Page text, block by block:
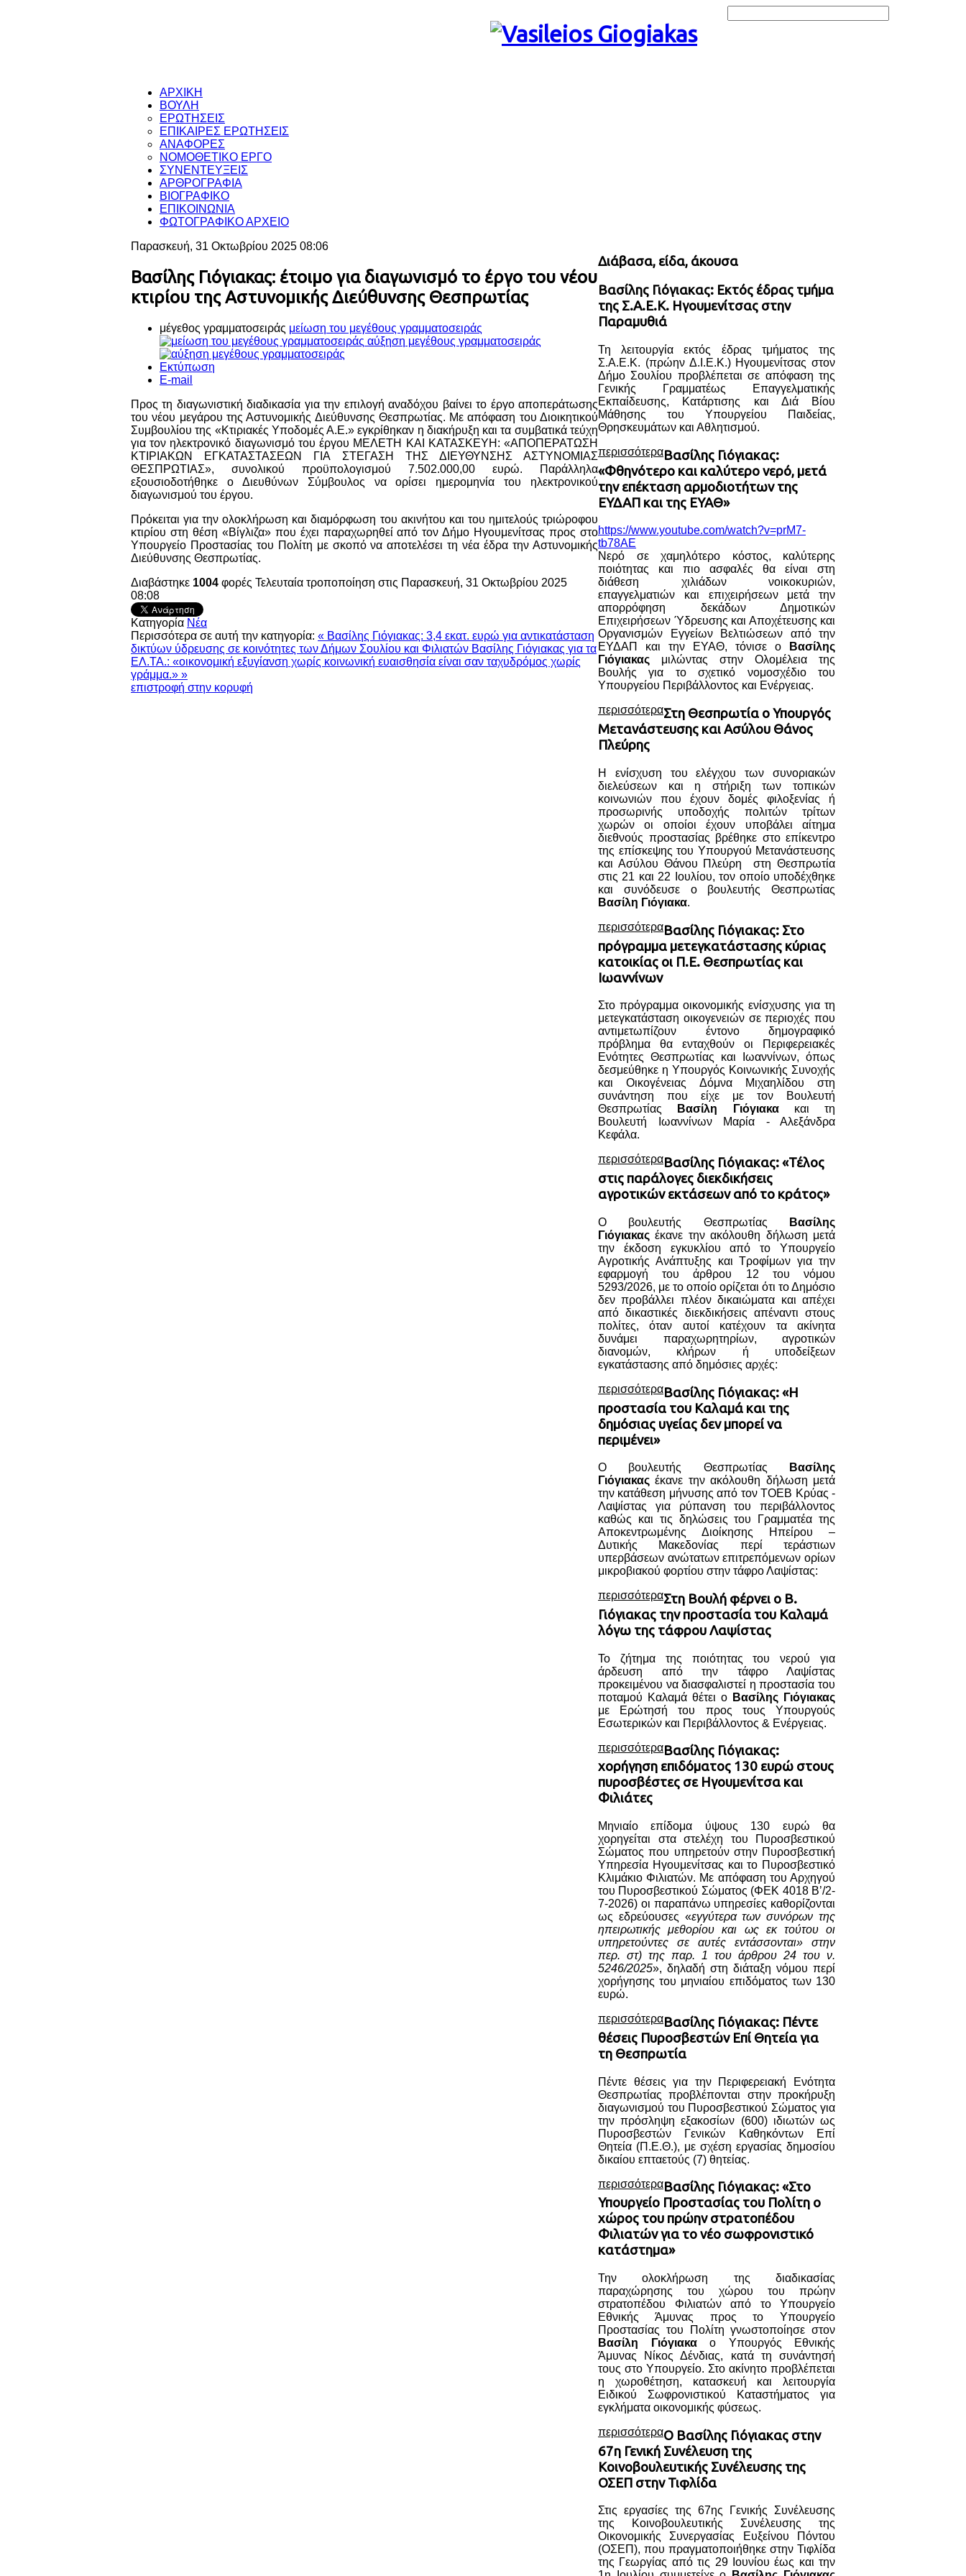
ΑΡΧΙΚΗ
ΒΟΥΛΗ
ΕΡΩΤΗΣΕΙΣ
ΕΠΙΚΑΙΡΕΣ ΕΡΩΤΗΣΕΙΣ
ΑΝΑΦΟΡΕΣ
ΝΟΜΟΘΕΤΙΚΟ ΕΡΓΟ
ΣΥΝΕΝΤΕΥΞΕΙΣ
ΑΡΘΡΟΓΡΑΦΙΑ
ΒΙΟΓΡΑΦΙΚΟ
ΕΠΙΚΟΙΝΩΝΙΑ
ΦΩΤΟΓΡΑΦΙΚΟ ΑΡΧΕΙΟ
Παρασκευή, 31 Οκτωβρίου 2025 08:06
Βασίλης Γιόγιακας: έτοιμο για διαγωνισμό το έργο του νέου
κτιρίου της Αστυνομικής Διεύθυνσης Θεσπρωτίας
μέγεθος γραμματοσειράς μείωση του μεγέθους γραμματοσειράς
αύξηση μεγέθους γραμματοσειράς
Εκτύπωση
E-mail
Προς τη διαγωνιστική διαδικασία για την επιλογή αναδόχου βαίνει το έργο αποπεράτωσης
του νέου μεγάρου της Αστυνομικής Διεύθυνσης Θεσπρωτίας. Με απόφαση του Διοικητικού
Συμβουλίου της «Κτιριακές Υποδομές Α.Ε.» εγκρίθηκαν η διακήρυξη και τα συμβατικά τεύχη
για τον ηλεκτρονικό διαγωνισμό του έργου ΜΕΛΕΤΗ ΚΑΙ ΚΑΤΑΣΚΕΥΗ: «ΑΠΟΠΕΡΑΤΩΣΗ
ΚΤΙΡΙΑΚΩΝ ΕΓΚΑΤΑΣΤΑΣΕΩΝ ΓΙΑ ΣΤΕΓΑΣΗ ΤΗΣ ΔΙΕΥΘΥΝΣΗΣ ΑΣΤΥΝΟΜΙΑΣ
ΘΕΣΠΡΩΤΙΑΣ», συνολικού προϋπολογισμού 7.502.000,00 ευρώ. Παράλληλα
εξουσιοδοτήθηκε ο Διευθύνων Σύμβουλος να ορίσει ημερομηνία του ηλεκτρονικού
διαγωνισμού του έργου.
Πρόκειται για την ολοκλήρωση και διαμόρφωση του ακινήτου και του ημιτελούς τριώροφου
κτιρίου στη θέση «Βίγλιζα» που έχει παραχωρηθεί από τον Δήμο Ηγουμενίτσας προς στο
Υπουργείο Προστασίας του Πολίτη με σκοπό να αποτελέσει τη νέα έδρα την Αστυνομικής
Διεύθυνσης Θεσπρωτίας.
Διαβάστηκε 1004 φορές Τελευταία τροποποίηση στις Παρασκευή, 31 Οκτωβρίου 2025
08:08
Κατηγορία Νέα
Περισσότερα σε αυτή την κατηγορία: « Βασίλης Γιόγιακας: 3,4 εκατ. ευρώ για αντικατάσταση
δικτύων ύδρευσης σε κοινότητες των Δήμων Σουλίου και Φιλιατών Βασίλης Γιόγιακας για τα
ΕΛ.ΤΑ.: «οικονομική εξυγίανση χωρίς κοινωνική ευαισθησία είναι σαν ταχυδρόμος χωρίς
γράμμα.» »
επιστροφή στην κορυφή
Διάβασα, είδα, άκουσα
Βασίλης Γιόγιακας: Εκτός έδρας τμήμα
της Σ.Α.Ε.Κ. Ηγουμενίτσας στην
Παραμυθιά
Τη λειτουργία εκτός έδρας τμήματος της
Σ.Α.Ε.Κ. (πρώην Δ.Ι.Ε.Κ.) Ηγουμενίτσας στον
Δήμο Σουλίου προβλέπεται σε απόφαση της
Γενικής Γραμματέως Επαγγελματικής
Εκπαίδευσης, Κατάρτισης και Διά Βίου
Μάθησης του Υπουργείου Παιδείας,
Θρησκευμάτων και Αθλητισμού.
περισσότεραΒασίλης Γιόγιακας:
«Φθηνότερο και καλύτερο νερό, μετά
την επέκταση αρμοδιοτήτων της
ΕΥΔΑΠ και της ΕΥΑΘ»
https://www.youtube.com/watch?v=prM7-
tb78AE
Νερό σε χαμηλότερο κόστος, καλύτερης
ποιότητας και πιο ασφαλές θα είναι στη
διάθεση χιλιάδων νοικοκυριών,
επαγγελματιών και επιχειρήσεων μετά την
απορρόφηση δεκάδων Δημοτικών
Επιχειρήσεων Ύδρευσης και Αποχέτευσης και
Οργανισμών Εγγείων Βελτιώσεων από την
ΕΥΔΑΠ και την ΕΥΑΘ, τόνισε ο
Βασίλης
Γιόγιακας μιλώντας στην Ολομέλεια της
Βουλής για το σχετικό νομοσχέδιο του
Υπουργείου Περιβάλλοντος και Ενέργειας.
περισσότεραΣτη Θεσπρωτία ο Υπουργός
Μετανάστευσης και Ασύλου Θάνος
Πλεύρης
Η ενίσχυση του ελέγχου των συνοριακών
διελεύσεων και η στήριξη των τοπικών
κοινωνιών που έχουν δομές φιλοξενίας ή
προσωρινής υποδοχής πολιτών τρίτων
χωρών οι οποίοι έχουν υποβάλει αίτημα
διεθνούς προστασίας βρέθηκε στο επίκεντρο
της επίσκεψης του Υπουργού Μετανάστευσης
και Ασύλου Θάνου Πλεύρη στη Θεσπρωτία
στις 21 και 22 Ιουλίου, τον οποίο υποδέχθηκε
και συνόδευσε ο βουλευτής Θεσπρωτίας
Βασίλη Γιόγιακα.
περισσότεραΒασίλης Γιόγιακας: Στο
πρόγραμμα μετεγκατάστασης κύριας
κατοικίας οι Π.Ε. Θεσπρωτίας και
Ιωαννίνων
Στο πρόγραμμα οικονομικής ενίσχυσης για τη
μετεγκατάσταση οικογενειών σε περιοχές που
αντιμετωπίζουν έντονο δημογραφικό
πρόβλημα θα ενταχθούν οι Περιφερειακές
Ενότητες Θεσπρωτίας και Ιωαννίνων, όπως
δεσμεύθηκε η Υπουργός Κοινωνικής Συνοχής
και Οικογένειας Δόμνα Μιχαηλίδου στη
συνάντηση που είχε με τον Βουλευτή
Θεσπρωτίας
Βασίλη Γιόγιακακαι τη
Βουλευτή Ιωαννίνων Μαρία - Αλεξάνδρα
Κεφάλα.
περισσότεραΒασίλης Γιόγιακας: «Τέλος
στις παράλογες διεκδικήσεις
αγροτικών εκτάσεων από το κράτος»
Ο βουλευτής Θεσπρωτίας
Βασίλης
Γιόγιακας έκανε την ακόλουθη δήλωση μετά
την έκδοση εγκυκλίου από το Υπουργείο
Αγροτικής Ανάπτυξης και Τροφίμων για την
εφαρμογή του άρθρου 12 του νόμου
5293/2026, με το οποίο ορίζεται ότι το Δημόσιο
δεν προβάλλει πλέον δικαιώματα και απέχει
από δικαστικές διεκδικήσεις απέναντι στους
πολίτες, όταν αυτοί κατέχουν τα ακίνητα
δυνάμει παραχωρητηρίων, αγροτικών
διανομών, κλήρων ή υποδείξεων
εγκατάστασης από δημόσιες αρχές:
περισσότεραΒασίλης Γιόγιακας: «Η
προστασία του Καλαμά και της
δημόσιας υγείας δεν μπορεί να
περιμένει»
Ο βουλευτής Θεσπρωτίας
Βασίλης
Γιόγιακας έκανε την ακόλουθη δήλωση μετά
την κατάθεση μήνυσης από τον ΤΟΕΒ Κρύας -
Λαψίστας για ρύπανση του περιβάλλοντος
καθώς και τις δηλώσεις του Γραμματέα της
Αποκεντρωμένης Διοίκησης Ηπείρου –
Δυτικής Μακεδονίας περί τεράστιων
υπερβάσεων ανώτατων επιτρεπόμενων ορίων
μικροβιακού φορτίου στην τάφρο Λαψίστας:
περισσότεραΣτη Βουλή φέρνει ο Β.
Γιόγιακας την προστασία του Καλαμά
λόγω της τάφρου Λαψίστας
Το ζήτημα της ποιότητας του νερού για
άρδευση από την τάφρο Λαψίστας
προκειμένου να διασφαλιστεί η προστασία του
ποταμού Καλαμά θέτει ο Βασίλης Γιόγιακας
με Ερώτησή του προς τους Υπουργούς
Εσωτερικών και Περιβάλλοντος & Ενέργειας.
περισσότεραΒασίλης Γιόγιακας:
χορήγηση επιδόματος 130 ευρώ στους
πυροσβέστες σε Ηγουμενίτσα και
Φιλιάτες
Μηνιαίο επίδομα ύψους 130 ευρώ θα
χορηγείται στα στελέχη του Πυροσβεστικού
Σώματος που υπηρετούν στην Πυροσβεστική
Υπηρεσία Ηγουμενίτσας και το Πυροσβεστικό
Κλιμάκιο Φιλιατών. Με απόφαση του Αρχηγού
του Πυροσβεστικού Σώματος (ΦΕΚ 4018 Β’/2-
7-2026) οι παραπάνω υπηρεσίες καθορίζονται
ως εδρεύουσες «εγγύτερα των συνόρων της
ηπειρωτικής μεθορίου και ως εκ τούτου οι
υπηρετούντες σε αυτές εντάσσονται» στην
περ. στ) της παρ. 1 του άρθρου 24 του ν.
5246/2025», δηλαδή στη διάταξη νόμου περί
χορήγησης του μηνιαίου επιδόματος των 130
ευρώ.
περισσότεραΒασίλης Γιόγιακας: Πέντε
θέσεις Πυροσβεστών Επί Θητεία για
τη Θεσπρωτία
Πέντε θέσεις για την Περιφερειακή Ενότητα
Θεσπρωτίας προβλέπονται στην προκήρυξη
διαγωνισμού του Πυροσβεστικού Σώματος για
την πρόσληψη εξακοσίων (600) ιδιωτών ως
Πυροσβεστών Γενικών Καθηκόντων Επί
Θητεία (Π.Ε.Θ.), με σχέση εργασίας δημοσίου
δικαίου επταετούς (7) θητείας.
περισσότεραΒασίλης Γιόγιακας: «Στο
Υπουργείο Προστασίας του Πολίτη ο
χώρος του πρώην στρατοπέδου
Φιλιατών για το νέο σωφρονιστικό
κατάστημα»
Την ολοκλήρωση της διαδικασίας
παραχώρησης του χώρου του πρώην
στρατοπέδου Φιλιατών από το Υπουργείο
Εθνικής Άμυνας προς το Υπουργείο
Προστασίας του Πολίτη γνωστοποίησε στον
Βασίλη Γιόγιακαο Υπουργός Εθνικής
Άμυνας Νίκος Δένδιας, κατά τη συνάντησή
τους στο Υπουργείο. Στο ακίνητο προβλέπεται
η χωροθέτηση, κατασκευή και λειτουργία
Ειδικού Σωφρονιστικού Καταστήματος για
εγκλήματα οικονομικής φύσεως.
περισσότεραΟ Βασίλης Γιόγιακας στην
67η Γενική Συνέλευση της
Κοινοβουλευτικής Συνέλευσης της
ΟΣΕΠ στην Τιφλίδα
Στις εργασίες της 67ης Γενικής Συνέλευσης
της Κοινοβουλευτικής Συνέλευσης της
Οικονομικής Συνεργασίας Ευξείνου Πόντου
(ΟΣΕΠ), που πραγματοποιήθηκε στην Τιφλίδα
της Γεωργίας από τις 29 Ιουνίου έως και την